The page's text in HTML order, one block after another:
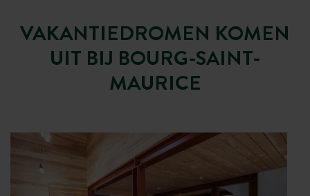
VAKANTIEDROMEN KOMEN
UIT BIJ BOURG-SAINT-
MAURICE